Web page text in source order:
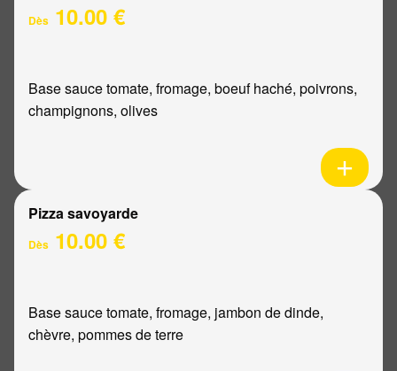
Dès 10.00 €
Base sauce tomate, fromage, boeuf haché, poivrons,
champignons, olives
Pizza savoyarde
Dès 10.00 €
Base sauce tomate, fromage, jambon de dinde,
chèvre, pommes de terre